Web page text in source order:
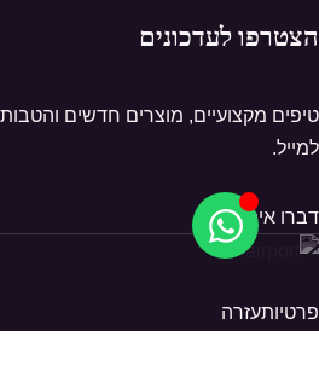
הצטרפו לעדכונים
טיפים מקצועיים, מוצרים חדשים
למייל.
דברו איתנו
פרטיותעזרה